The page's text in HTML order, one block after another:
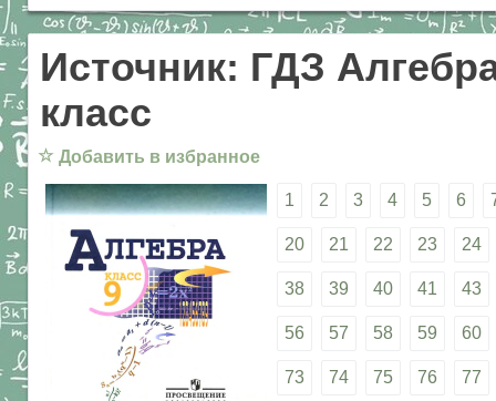
Источник: ГДЗ
класс
☆ Добавить в избранное
1 2 3 4 5 6
20 21 22 23 24
38 39 40 41 43
56 57 58 59 60
73 74 75 76 77